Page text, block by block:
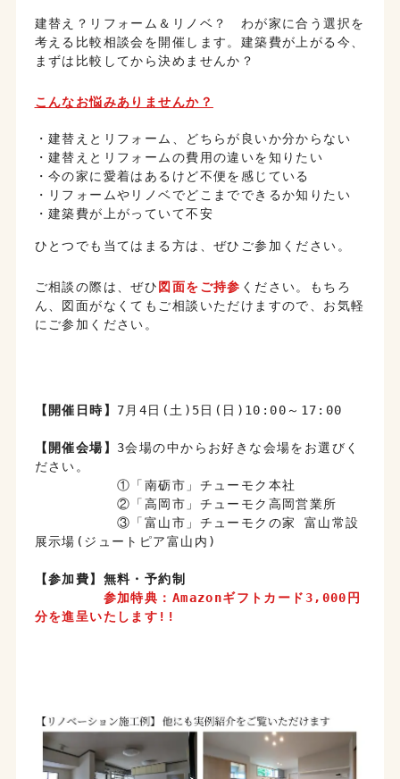
建替え？リフォーム＆リノベ？　わが家に合う選択を
考える比較相談会を開催します。建築費が上がる今、
まずは比較してから決めませんか？
こんなお悩みありませんか？
・建替えとリフォーム、どちらが良いか分からない
・建替えとリフォームの費用の違いを知りたい
・今の家に愛着はあるけど不便を感じている
・リフォームやリノベでどこまでできるか知りたい
・建築費が上がっていて不安
ひとつでも当てはまる方は、ぜひご参加ください。
ご相談の際は、ぜひ 図面をご持参 ください。もちろ
ん、図面がなくてもご相談いただけますので、お気軽
にご参加ください。
【開催日時】 7月4日(土)5日(日)10:00～17:00
【開催会場】 3会場の中からお好きな会場をお選びく
ださい。
①「南砺市」チューモク本社
②「高岡市」チューモク高岡営業所
③「富山市」チューモクの家 富山常設
展示場(ジュートピア富山内)
【参加費】無料・予約制
参加特典：Amazonギフトカード3,000円
分を進呈いたします!!